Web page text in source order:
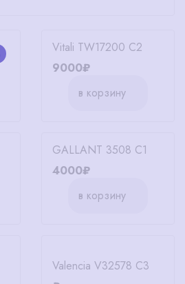
Vitali TW17200 C2
9000₽
в корзину
GALLANT 3508 C1
4000₽
в корзину
Valencia V32578 C3